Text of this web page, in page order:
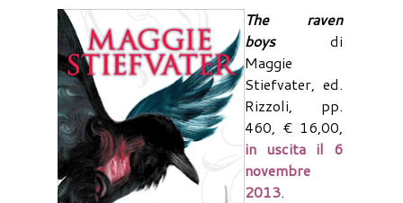
The raven
boysdi
Maggie
Stiefvater, ed.
Rizzoli, pp.
460, € 16,00,
in uscita il 6
novembre
2013.